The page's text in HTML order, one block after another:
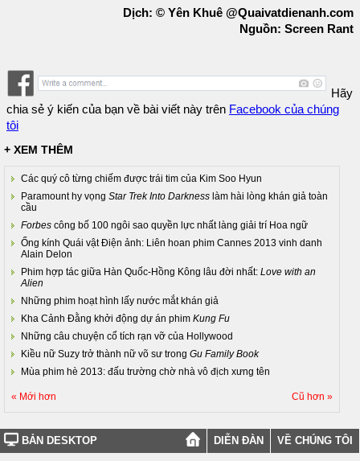
Dịch: © Yên Khuê @Quaivatdienanh.com
Nguồn: Screen Rant
Hãy
chia sẻ ý kiến của bạn về bài viết này trên Facebook của chúng
tôi
+ XEM THÊM
Các quý cô từng chiếm được trái tim của Kim Soo Hyun
Paramount hy vọng Star Trek Into Darkness làm hài lòng khán giả toàn
cầu
Forbes công bố 100 ngôi sao quyền lực nhất làng giải trí Hoa ngữ
Ống kính Quái vật Điện ảnh: Liên hoan phim Cannes 2013 vinh danh
Alain Delon
Phim hợp tác giữa Hàn Quốc-Hồng Kông lâu đời nhất: Love with an
Alien
Những phim hoạt hình lấy nước mắt khán giả
Kha Cảnh Đằng khởi động dự án phim Kung Fu
Những câu chuyện cổ tích rạn vỡ của Hollywood
Kiều nữ Suzy trở thành nữ võ sư trong Gu Family Book
Mùa phim hè 2013: đấu trường chờ nhà vô địch xưng tên
« Mới hơn Cũ hơn »
BẢN DESKTOP DIỄN ĐÀN VỀ CHÚNG TÔI